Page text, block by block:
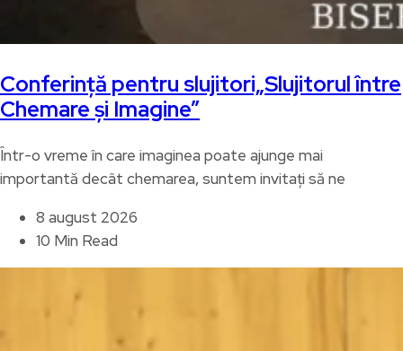
Conferință pentru slujitori„Slujitorul între
Chemare și Imagine”
Într-o vreme în care imaginea poate ajunge mai
importantă decât chemarea, suntem invitați să ne
8 august 2026
10 Min Read